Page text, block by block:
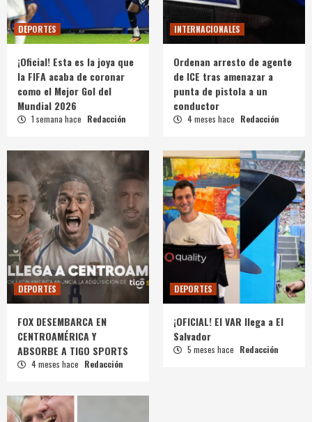
DEPORTES
¡Oficial! Esta es la joya que
la FIFA acaba de coronar
como el Mejor Gol del
Mundial 2026
1 semana hace Redacción
INTERNACIONALES
Ordenan arresto de agente
de ICE tras amenazar a
punta de pistola a un
conductor
4 meses hace Redacción
DEPORTES
FOX DESEMBARCA EN
CENTROAMÉRICA Y
ABSORBE A TIGO SPORTS
4 meses hace Redacción
DEPORTES
¡OFICIAL! El VAR llega a El
Salvador
5 meses hace Redacción